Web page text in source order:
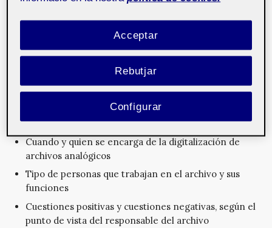
prioridades
Tipo de materiales que se custodian en él (también
soportes y formatos)
Cómo llega el material al archivo y adquisición
Sistema de catalogación
Sistema de búsqueda una vez catalogados los
documentos
Cuando y quien se encarga de la digitalización de
archivos analógicos
Tipo de personas que trabajan en el archivo y sus
funciones
Cuestiones positivas y cuestiones negativas, según el
punto de vista del responsable del archivo
Rebutjar
Acceptar
Configurar